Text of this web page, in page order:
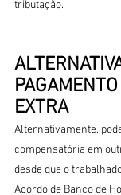
tributação.
EXTRA
Alternativamente,
compensatória em
desde que o
Acordo de Banco de